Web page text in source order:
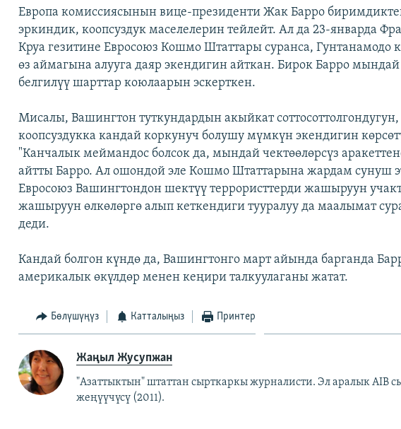
Европа комиссиясынын вице-президенти Жак Барро
эркиндик, коопсуздук маселелерин тейлейт. Ал да 23-январда
Круа гезитине Евросоюз Кошмо Штаттары суранса, Гунтанамодо
өз аймагына алууга даяр экендигин айткан. Бирок Барро
белгилүү шарттар коюлаарын эскерткен.
Мисалы, Вашингтон туткундардын акыйкат
коопсуздукка кандай коркунуч болушу мүмкүн экендигин
"Канчалык меймандос болсок да, мындай чектөөлөрсүз
айтты Барро. Ал ошондой эле Кошмо Штаттарына жардам сунуш
Евросоюз Вашингтондон шектүү террористтерди жашыруун
жашыруун өлкөлөргө алып кеткендиги тууралуу да маалымат
деди.
Кандай болгон күндө да, Вашингтонго март айында бaрганда
америкалык өкүлдөр менен кеңири талкуулаганы жатат.
Бөлүшүңүз Катталыңыз Принтер
Жаңыл Жусупжан
"Азаттыктын" штаттан сырткаркы журналисти. Эл аралык AIB
жеңүүчүсү (2011).